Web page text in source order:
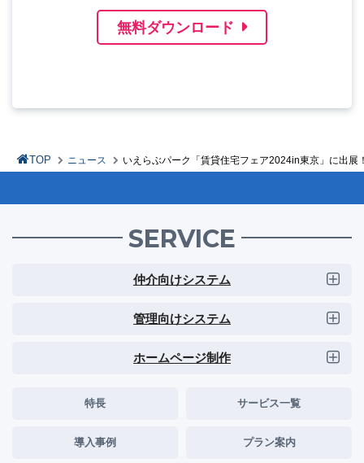
無料ダウンロード
TOP ニュース いえらぶパーク「賃貸住宅フェア2024in東京」に出展
SERVICE
仲介向けシステム
管理向けシステム
ホームページ制作
特長 サービス一覧
導入事例 プラン案内